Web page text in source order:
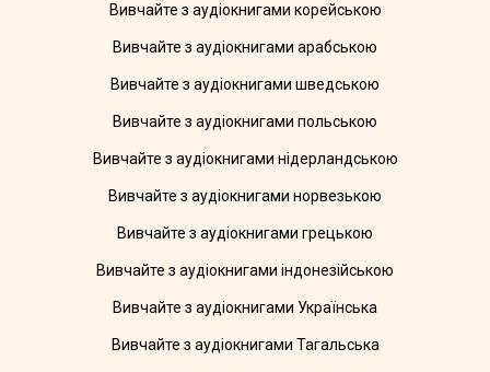
Вивчайте з аудіокнигами корейською
Вивчайте з аудіокнигами арабською
Вивчайте з аудіокнигами шведською
Вивчайте з аудіокнигами польською
Вивчайте з аудіокнигами нідерландською
Вивчайте з аудіокнигами норвезькою
Вивчайте з аудіокнигами грецькою
Вивчайте з аудіокнигами індонезійською
Вивчайте з аудіокнигами Українська
Вивчайте з аудіокнигами Тагальська